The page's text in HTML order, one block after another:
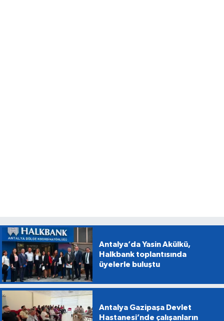
Antalya’da Yasin Akülkü,
Halkbank toplantısında
üyelerle buluştu
Antalya Gazipaşa Devlet
Hastanesi’nde çalışanların